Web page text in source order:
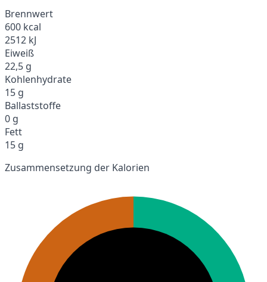
Brennwert
600 kcal
2512 kJ
Eiweiß
22,5 g
Kohlenhydrate
15 g
Ballaststoffe
0 g
Fett
15 g
Zusammensetzung der Kalorien